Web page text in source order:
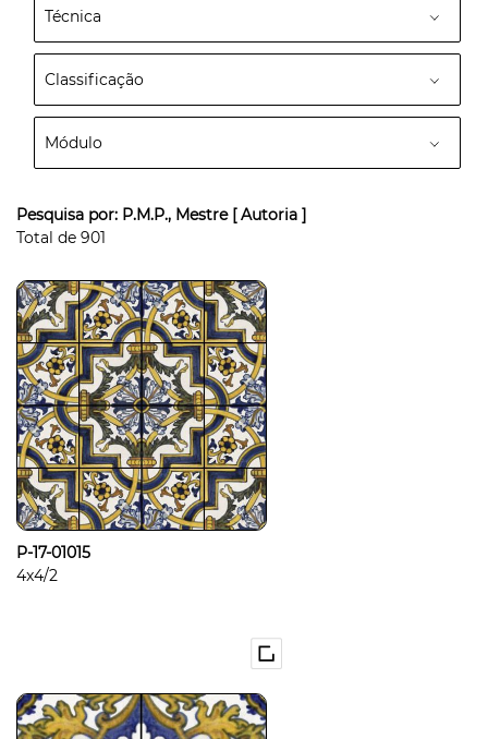
Técnica
Classificação
Módulo
Pesquisa por: P.M.P., Mestre [ Autoria ]
Total de 901
P-17-01015
4x4/2